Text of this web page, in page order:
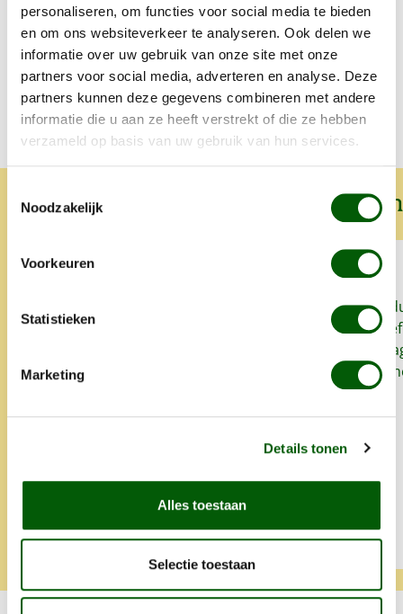
personaliseren, om functies voor social media te bieden
en om ons websiteverkeer te analyseren. Ook delen we
informatie over uw gebruik van onze site met onze
partners voor social media, adverteren en analyse. Deze
partners kunnen deze gegevens combineren met andere
informatie die u aan ze heeft verstrekt of die ze hebben
verzameld op basis van uw gebruik van hun services.
Noodzakelijk
Voorkeuren
Statistieken
Marketing
Details tonen
Alles toestaan
Selectie toestaan
Voedingstabel
Wat onze klanten over ons zeggen
onze honden heeft onze
last meer van allergieën en
Altijd snelle levering en heel
Tamara
Snel, goed
het lekker.
zo'n klein
super. Alles is
opgegeten.
Klara